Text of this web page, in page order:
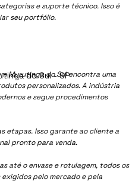
e suporte técnico. Isso é
seu portfólio.
Murutinga do Sul encontra uma
personalizados. A indústria
e segue procedimentos
etapas. Isso garante ao cliente a
pronto para venda.
até o envase e rotulagem, todos os
pelo mercado e pela
do Sul - SP